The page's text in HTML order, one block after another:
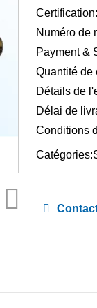
Numéro de
Payment &
Quantité de
Détails de
Délai de
Conditions
Catégories: